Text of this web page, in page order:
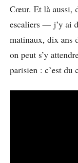
Cœur. Et là aussi,
escaliers — j’y ai
matinaux, dix ans
on peut s’y
parisien : c’est du